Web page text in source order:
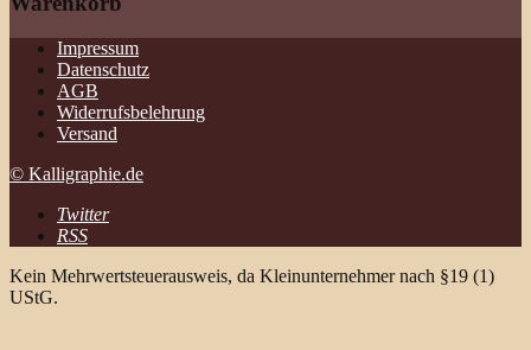
Impressum
Datenschutz
AGB
Widerrufsbelehrung
Versand
© Kalligraphie.de
Twitter
RSS
Kein Mehrwertsteuerausweis, da Kleinunternehmer nach §19 (1)
UStG.